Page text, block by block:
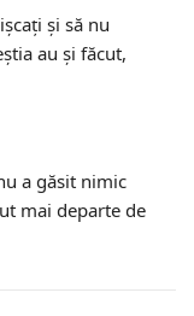
şi să nu
au şi făcut,
a găsit nimic
mai departe de